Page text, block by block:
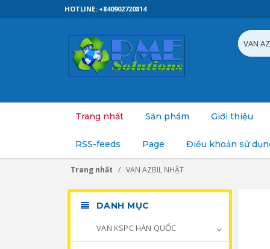
HOTLINE: +840902720814
Trang nhất Sản phẩm Giới thiệu
RSS-feeds Page Điều khoản sử
Trang nhất VAN AZBIL NHẬT
DANH MỤC
VAN KSPC HÀN QUỐC